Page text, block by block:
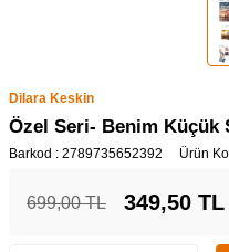
Dilara Keskin
Özel Seri- Benim Küçük
Barkod : 2789735652392 Ürün
699,00TL 349,50 TL